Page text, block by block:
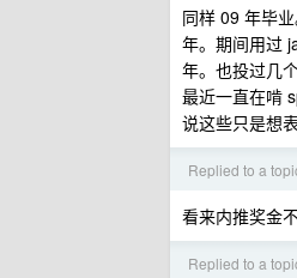
同样 09 年毕
年。期间用过
年。也投过几
最近一直在啃
说这些只是想
Replied to a
看来内推奖金不
Replied to a